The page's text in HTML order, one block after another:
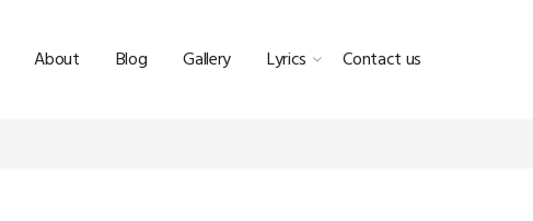
About Blog Gallery Lyrics Contact us